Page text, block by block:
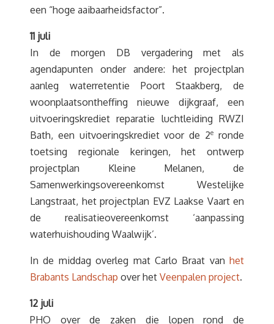
een “hoge aaibaarheidsfactor”.
11 juli
In de morgen DB vergadering met als
agendapunten onder andere: het projectplan
aanleg waterretentie Poort Staakberg, de
woonplaatsontheffing nieuwe dijkgraaf, een
uitvoeringskrediet reparatie luchtleiding RWZI
Bath, een uitvoeringskrediet voor de 2e
ronde
toetsing regionale keringen, het ontwerp
projectplan Kleine Melanen, de
Samenwerkingsovereenkomst Westelijke
Langstraat, het projectplan EVZ Laakse Vaart en
de realisatieovereenkomst ‘aanpassing
waterhuishouding Waalwijk’.
In de middag overleg mat Carlo Braat van het
Brabants Landschap over het Veenpalen project.
12 juli
PHO over de zaken die lopen rond de